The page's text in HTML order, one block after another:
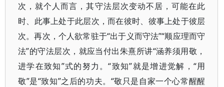
次，就个人而言，其守法层次变动不居，可能在此
时、此事上处于此层次，而在彼时、彼事上处于彼层
次。再次，个人欲常驻于“出于义而守法”“顺应理而守
法”的守法层次，就应当付出朱熹所讲“涵养须用敬，
进学在致知”式的努力。“致知”就是增进觉解，“用
敬”是“致知”之后的功夫。“敬只是自家一个心常醒醒